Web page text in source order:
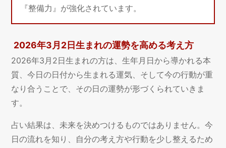
『整備力』が強化されています。
2026年3月2日生まれの運勢を高める考え方
2026年3月2日生まれの方は、生年月日から導かれる本
質、今日の日付から生まれる運気、そして今の行動が重
なり合うことで、その日の運勢が形づくられていきま
す。
占い結果は、未来を決めつけるものではありません。今
日の流れを知り、自分の考え方や行動を少し整えるため